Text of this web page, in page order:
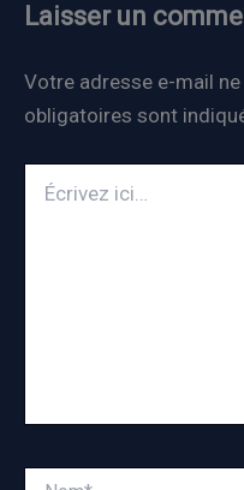
Laisser un
Votre adresse e-mail ne
obligatoires sont
ici…